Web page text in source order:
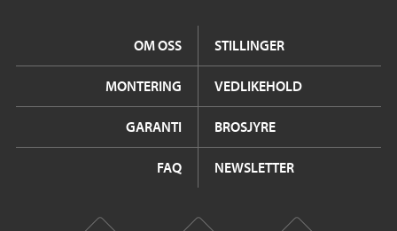
OM OSS STILLINGER
MONTERING VEDLIKEHOLD
GARANTI BROSJYRE
FAQ NEWSLETTER